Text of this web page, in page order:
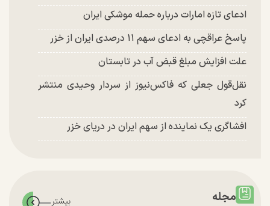
ادعای تازه امارات درباره حمله موشکی ایران
پاسخ عراقچی به ادعای سهم ۱۱ درصدی ایران از خزر
علت افزایش مبلغ قبض آب در تابستان
نقل‌قول جعلی که فاکس‌نیوز از سردار وحیدی منتشر
کرد
افشاگری یک نماینده از سهم ایران در دریای خزر
مجله